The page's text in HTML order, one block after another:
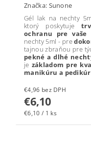
Značka: Sunone
Gél lak na nechty
ktorý poskytuje
ochranu pre vaše
nechty 5ml - pre
tajnou zbraňou pre
pekné a dlhé
je základom pre
manikúru a
€4,96 bez DPH
€6,10
€6,10 / 1 ks